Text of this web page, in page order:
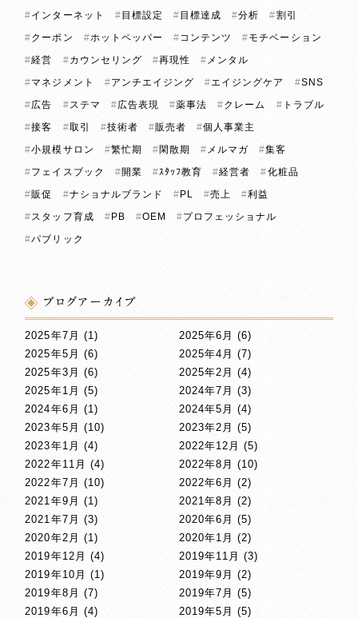
インターネット
目標設定 目標達成 分析
割引
クーポン
ホットペッパー コンテンツ
モチベーション
経営
カウンセリング 再現性
メンタル
マネジメント
アンチエイジング エイジングケア
SNS
広告
ステマ 広告表現 薬事法 クレーム
トラブル
接客
取引 技術者 販売者
個人事業主
小規模サロン
繁忙期 閑散期 メルマガ
集客
フェイスブック
開業 ｽﾀｯﾌ教育 経営者
化粧品
販促
ナショナルブランド PL 売上
利益
スタッフ育成
PB OEM
プロフェッショナル
パブリック
ブログアーカイブ
2025年7月 (1) 2025年6月 (6)
2025年5月 (6) 2025年4月 (7)
2025年3月 (6) 2025年2月 (4)
2025年1月 (5) 2024年7月 (3)
2024年6月 (1) 2024年5月 (4)
2023年5月 (10) 2023年2月 (5)
2023年1月 (4) 2022年12月 (5)
2022年11月 (4) 2022年8月 (10)
2022年7月 (10) 2022年6月 (2)
2021年9月 (1) 2021年8月 (2)
2021年7月 (3) 2020年6月 (5)
2020年2月 (1) 2020年1月 (2)
2019年12月 (4) 2019年11月 (3)
2019年10月 (1) 2019年9月 (2)
2019年8月 (7) 2019年7月 (5)
2019年6月 (4) 2019年5月 (5)